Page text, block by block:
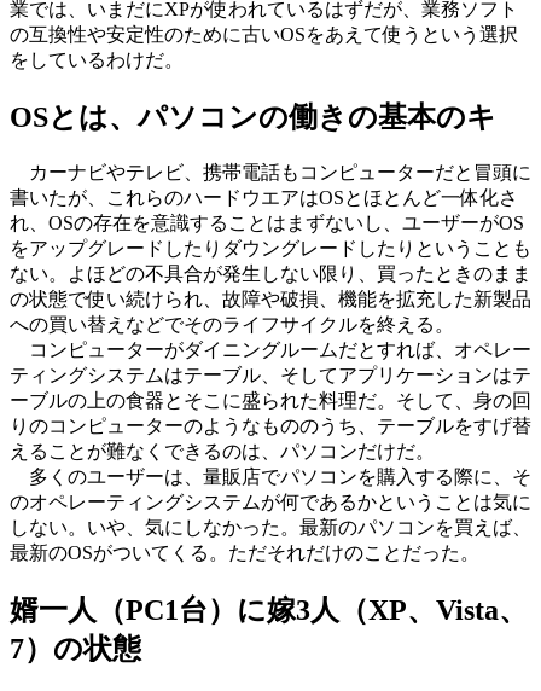
業では、いまだにXPが使われているはずだが、業務ソフト
の互換性や安定性のために古いOSをあえて使うという選択
をしているわけだ。
OSとは、パソコンの働きの基本のキ
カーナビやテレビ、携帯電話もコンピューターだと冒頭に
書いたが、これらのハードウエアはOSとほとんど一体化さ
れ、OSの存在を意識することはまずないし、ユーザーがOS
をアップグレードしたりダウングレードしたりということも
ない。よほどの不具合が発生しない限り、買ったときのまま
の状態で使い続けられ、故障や破損、機能を拡充した新製品
への買い替えなどでそのライフサイクルを終える。
コンピューターがダイニングルームだとすれば、オペレー
ティングシステムはテーブル、そしてアプリケーションはテ
ーブルの上の食器とそこに盛られた料理だ。そして、身の回
りのコンピューターのようなもののうち、テーブルをすげ替
えることが難なくできるのは、パソコンだけだ。
多くのユーザーは、量販店でパソコンを購入する際に、そ
のオペレーティングシステムが何であるかということは気に
しない。いや、気にしなかった。最新のパソコンを買えば、
最新のOSがついてくる。ただそれだけのことだった。
婿一人（PC1台）に嫁3人（XP、Vista、
7）の状態